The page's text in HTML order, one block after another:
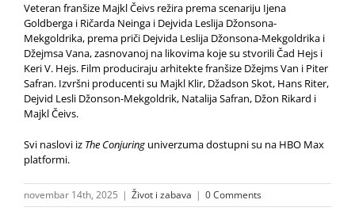
Veteran franšize Majkl Čeivs režira prema scenariju Ijena
Goldberga i Ričarda Neinga i Dejvida Leslija Džonsona-
Mekgoldrika, prema priči Dejvida Leslija Džonsona-Mekgoldrika i
Džejmsa Vana, zasnovanoj na likovima koje su stvorili Čad Hejs i
Keri V. Hejs. Film produciraju arhitekte franšize Džejms Van i Piter
Safran. Izvršni producenti su Majkl Klir, Džadson Skot, Hans Riter,
Dejvid Lesli Džonson-Mekgoldrik, Natalija Safran, Džon Rikard i
Majkl Čeivs.
Svi naslovi iz The Conjuring univerzuma dostupni su na HBO Max
platformi.
novembar 14th, 2025 | Život i zabava | 0 Comments